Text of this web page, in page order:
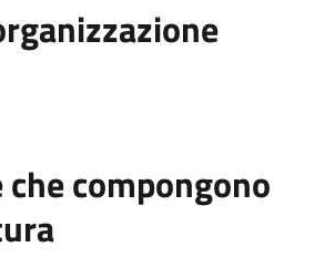
che compongono